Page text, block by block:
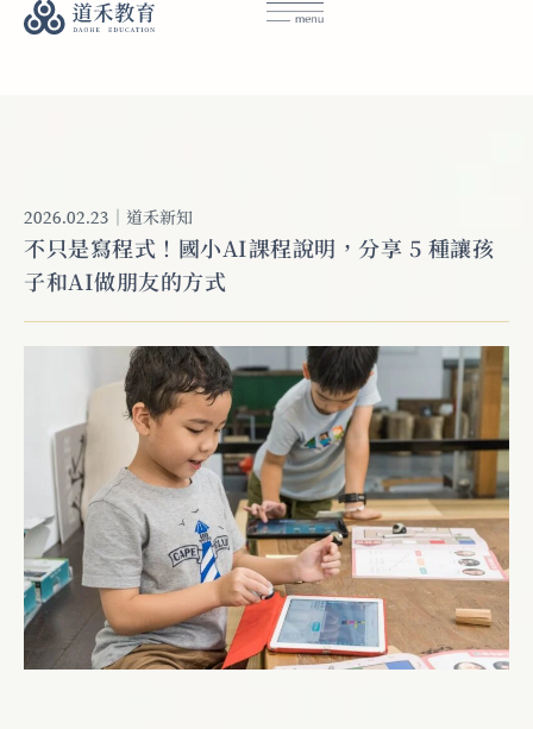
2026.02.23 ｜ 道禾新知
不只是寫程式！國小AI課程說明，分享 5 種讓孩
子和AI做朋友的方式